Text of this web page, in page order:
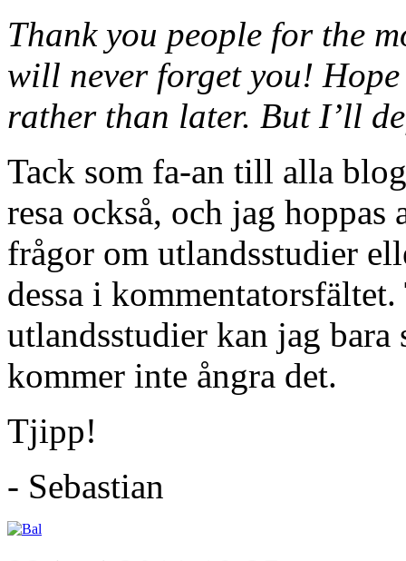
Thank you people for the
will never forget you!
rather than later. But I’ll
Tack som fa-an till alla
resa också, och jag
frågor om utlandsstudier
dessa i
utlandsstudier kan jag
kommer inte ångra det.
Tjipp!
- Sebastian